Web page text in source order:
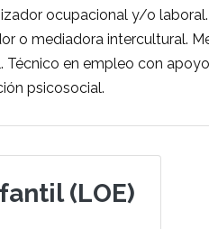
ocupacional y/o
o mediadora intercultural.
Técnico en empleo con
psicosocial.
(LOE)